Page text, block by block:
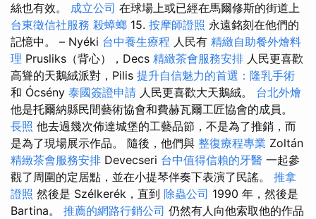
絲也有效。 成立公司 在球場上或已經在馬爾修斯的街道上
台東徵信社服務 殺蟑螂 15. 按摩師證照 永遠銘刻在他們的
記憶中。 – Nyéki 台中養生療程 人民有 精緻自助餐外燴料
理 Prusliks（背心），Decs 精緻茶會服務安排 人民更喜歡
高聳的天鵝絨派對，Pilis 提升自信魅力的首選：隆乳手術
和 Ócsény 泰國簽證申請 人民更喜歡大天鵝絨。 台北外燴
他是托爾納縣民間藝術協會和費赫瓦爾工匠協會的成員。
長照 他去過幾次佈達城堡的工藝品節，不是為了推銷，而
是為了現場展示作品。 隨後，他們與 整復療程專業 Zoltán
精緻茶會服務安排 Devecseri 台中值得信賴的牙醫 一起參
觀了周圍的定居點，並在小提琴伴奏下表演了民謠。 推拿
證照 然後是 Szélkerék，直到 除蟲公司 1990 年，然後是
Bartina。 推薦的網路行銷公司 仍然有人向他索取他的作品